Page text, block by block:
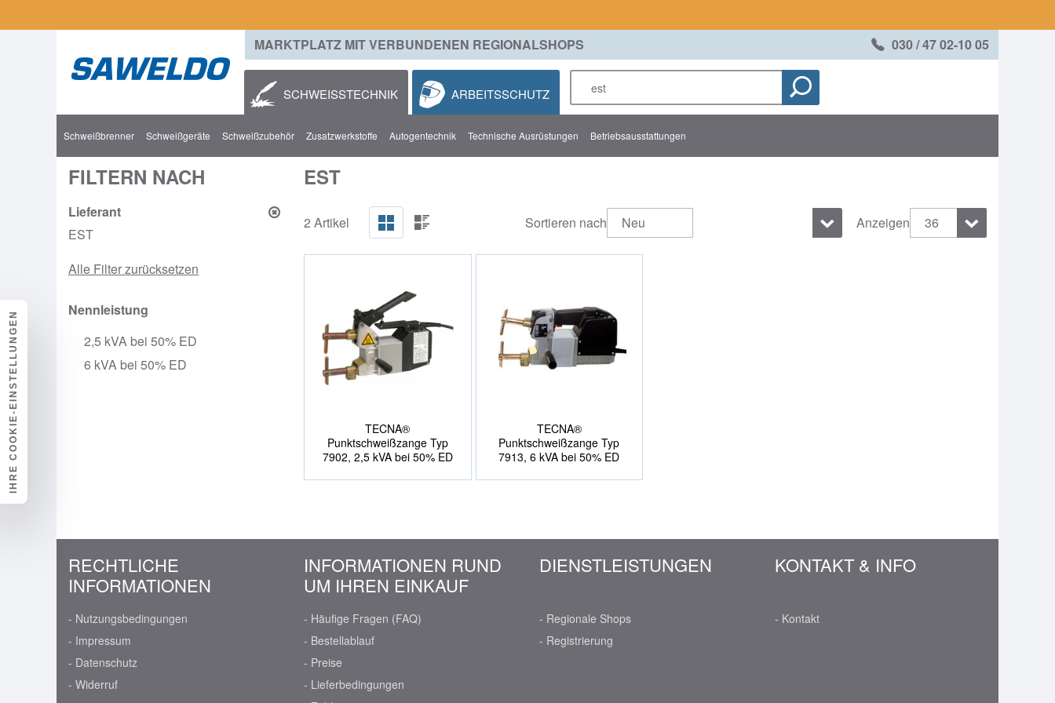
IHRE COOKIE-EINSTELLUNGEN
030 / 47 02-10 05
MARKTPLATZ MIT VERBUNDENEN REGIONALSHOPS
SCHWEISSTECHNIK
Schweißbrenner Schweißgeräte Schweißzubehör Zusatzwerkstoffe Autogentechnik Technische Ausrüstungen Betriebsausstattungen
ARBEITSSCHUTZ
EST
2 Artikel Sortieren nach Neu Anzeigen 36
TECNA®
Punktschweißzange Typ
7902, 2,5 kVA bei 50% ED
TECNA®
Punktschweißzange Typ
7913, 6 kVA bei 50% ED
FILTERN NACH
Lieferant
EST
Alle Filter zurücksetzen
Nennleistung
2,5 kVA bei 50% ED
6 kVA bei 50% ED
RECHTLICHE
INFORMATIONEN
- Nutzungsbedingungen
- Impressum
- Datenschutz
- Widerruf
INFORMATIONEN RUND
UM IHREN EINKAUF
- Häufige Fragen (FAQ)
- Bestellablauf
- Preise
- Lieferbedingungen
DIENSTLEISTUNGEN
- Regionale Shops
- Registrierung
KONTAKT & INFO
- Kontakt